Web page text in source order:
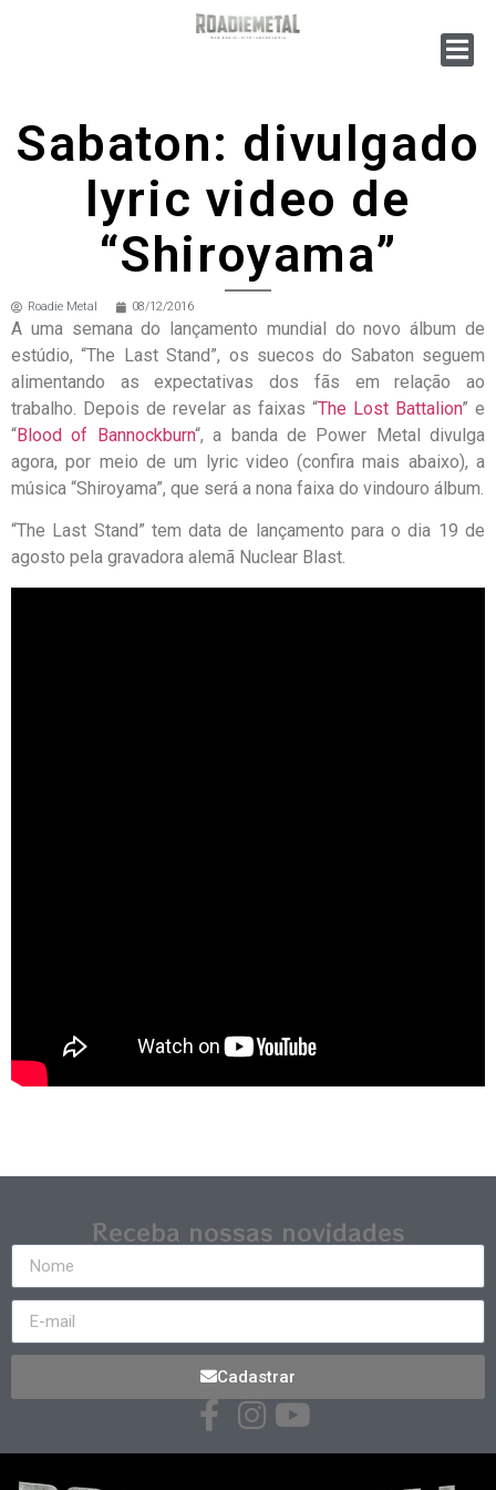
Sabaton: divulgado
lyric video de
“Shiroyama”
Roadie Metal 08/12/2016
A uma semana do lançamento mundial do novo álbum de
estúdio, “The Last Stand”, os suecos do Sabaton seguem
alimentando as expectativas dos fãs em relação ao
trabalho. Depois de revelar as faixas “The Lost Battalion” e
“Blood of Bannockburn“, a banda de Power Metal divulga
agora, por meio de um lyric video (confira mais abaixo), a
música “Shiroyama”, que será a nona faixa do vindouro álbum.
“The Last Stand” tem data de lançamento para o dia 19 de
agosto pela gravadora alemã Nuclear Blast.
Receba nossas novidades
Cadastrar